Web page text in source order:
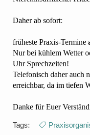
Daher ab sofort:
früheste Praxis-Termine
Nur bei kühlem Wetter
Uhr Sprechzeiten!
Telefonisch daher auch
erreichbar, da im tiefen
Danke für Euer
Tags: